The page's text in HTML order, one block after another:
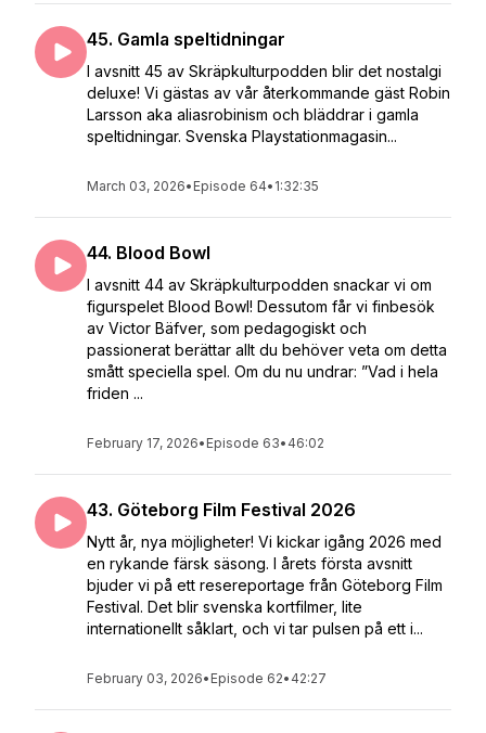
45. Gamla speltidningar
I avsnitt 45 av Skräpkulturpodden blir det nostalgi
deluxe! Vi gästas av vår återkommande gäst Robin
Larsson aka aliasrobinism och bläddrar i gamla
speltidningar. Svenska Playstationmagasin...
March 03, 2026• Episode 64• 1:32:35
44. Blood Bowl
I avsnitt 44 av Skräpkulturpodden snackar vi om
figurspelet Blood Bowl! Dessutom får vi finbesök
av Victor Bäfver, som pedagogiskt och
passionerat berättar allt du behöver veta om detta
smått speciella spel. Om du nu undrar: ”Vad i hela
friden ...
February 17, 2026• Episode 63• 46:02
43. Göteborg Film Festival 2026
Nytt år, nya möjligheter! Vi kickar igång 2026 med
en rykande färsk säsong. I årets första avsnitt
bjuder vi på ett resereportage från Göteborg Film
Festival. Det blir svenska kortfilmer, lite
internationellt såklart, och vi tar pulsen på ett i...
February 03, 2026• Episode 62• 42:27